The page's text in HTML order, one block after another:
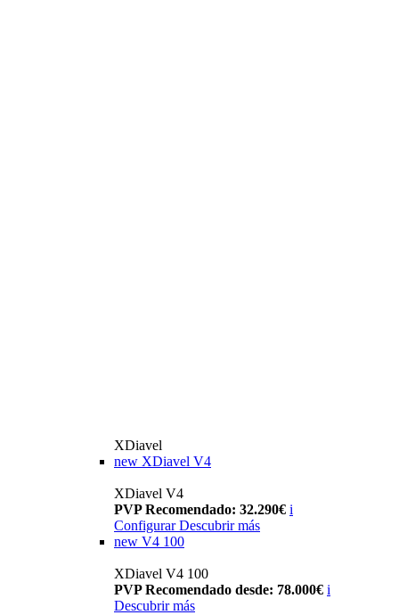
XDiavel
new XDiavel V4
XDiavel V4
PVP Recomendado: 32.290€ i
Configurar Descubrir más
new V4 100
XDiavel V4 100
PVP Recomendado desde: 78.000€ i
Descubrir más